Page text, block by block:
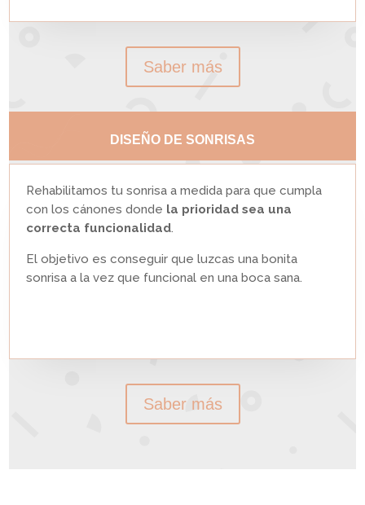
Saber más
DISEÑO DE SONRISAS
Rehabilitamos tu sonrisa a medida para que cumpla
con los cánones donde la prioridad sea una
correcta funcionalidad.
El objetivo es conseguir que luzcas una bonita
sonrisa a la vez que funcional en una boca sana.
Saber más